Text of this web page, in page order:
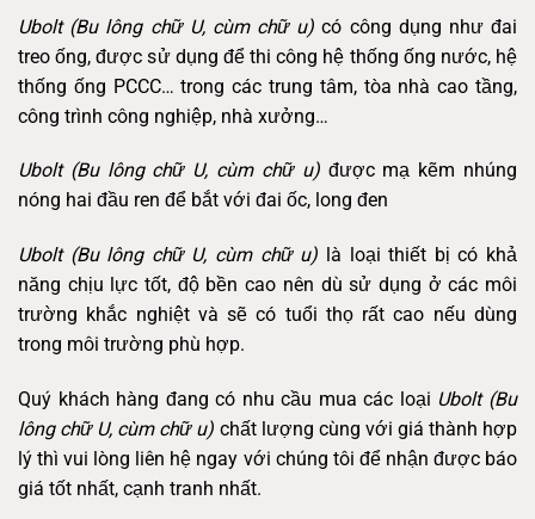
Ubolt (Bu lông chữ U, cùm chữ u) có công dụng như đai
treo ống, được sử dụng để thi công hệ thống ống nước, hệ
thống ống PCCC… trong các trung tâm, tòa nhà cao tầng,
công trình công nghiệp, nhà xưởng…
Ubolt (Bu lông chữ U, cùm chữ u)được mạ kẽm nhúng
nóng hai đầu ren để bắt với đai ốc, long đen
Ubolt (Bu lông chữ U, cùm chữ u) là loại thiết bị có khả
năng chịu lực tốt, độ bền cao nên dù sử dụng ở các môi
trường khắc nghiệt và sẽ có tuổi thọ rất cao nếu dùng
trong môi trường phù hợp.
Quý khách hàng đang có nhu cầu mua các loại Ubolt (Bu
lông chữ U, cùm chữ u) chất lượng cùng với giá thành hợp
lý thì vui lòng liên hệ ngay với chúng tôi để nhận được báo
giá tốt nhất, cạnh tranh nhất.